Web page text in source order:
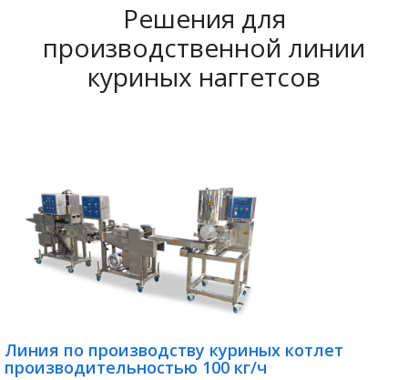
Решения для
производственной линии
куриных наггетсов
Линия по производству куриных котлет
производительностью 100 кг/ч